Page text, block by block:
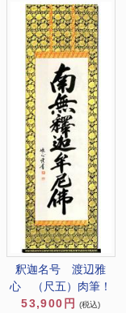
釈迦名号 渡辺雅
心 （尺五）肉筆！
53,900円
(税込)